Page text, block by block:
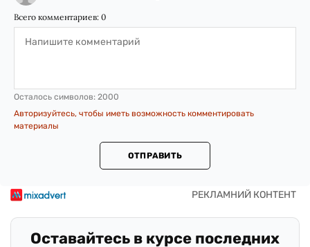
Всего комментариев: 0
Осталось символов: 2000
Авторизуйтесь, чтобы иметь возможность комментировать
материалы
ОТПРАВИТЬ
Оставайтесь в курсе последних